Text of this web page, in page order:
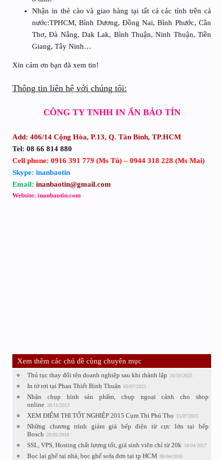
Nhận in thẻ cào và giao hàng tại tất cả các tỉnh trên cả
nước:TPHCM, Bình Dương, Đồng Nai, Bình Phước, Cần
Thơ, Đà Nẵng, Dak Lak, Bình Thuận, Ninh Thuận, Tiền
Giang, Tây Ninh…
Xin cám ơn bạn đã xem tin!
Thông tin liên hệ với chúng tôi:
CÔNG TY TNHH IN ẤN BẢO TÍN
Add: 406/14 Cộng Hòa, P.13, Q. Tân Bình, TP.HCM
Tel: 08 66 814 880
Cell phone: 0916 391 779 (Ms Tú) – 0944 318 228 (Ms Mai)
Skype: inanbaotin
Email: inanbaotin@gmail.com
Website: inanbaotin.com
Xem thêm các chủ đề cùng chuyên mục
Thủ tục thay đổi tên doanh nghiệp sau khi thành lập 16/10/2023
In tờ rơi tại Phan Thiết Bình Thuận 05/07/2023
Nhận chụp hình sản phẩm, chụp ngoại cảnh cho shop
online 28/11/2013
XEM ĐIỂM THI TỐT NGHIỆP 2015 Cụm Thi Phú Thọ 15/07/2015
Những chương trình giảm giá bếp điện từ cực lớn tại bếp
Bosch 29/05/2018
SSL, VPS, Hosting chất lượng tốt, giá sinh viên chỉ từ 20k 18/04/2017
Bọc lại ghế tại nhà, bọc ghế sofa đơn tại tp HCM 06/04/2016